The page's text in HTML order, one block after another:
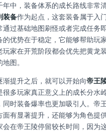
年中，装备体系的成长路线非常
装备作为起点，这套装备属于入
通过基础地图刷怪或者完成任务
的优势在于稳定，它能够帮助玩
玩家在开荒阶段都会优先把黄龙
图。
渐提升之后，就可以开始向帝王
很多玩家真正意义上的成长分水
同时装备爆率也更加吸引人。帝
面有显著提升，还能够为角色提
会在帝王陵停留较长时间，因为